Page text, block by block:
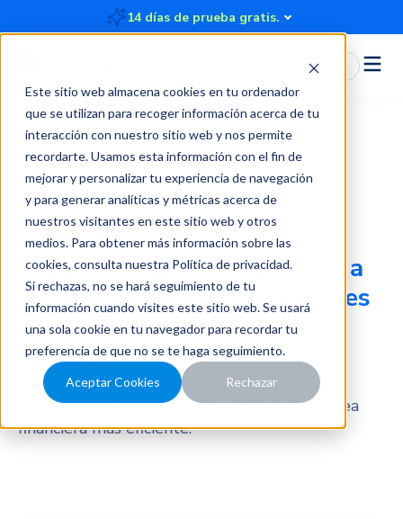
Este sitio web almacena cookies en tu ordenador
que se utilizan para recoger información acerca de tu
interacción con nuestro sitio web y nos permite
recordarte. Usamos esta información con el fin de
mejorar y personalizar tu experiencia de navegación
y para generar analíticas y métricas acerca de
nuestros visitantes en este sitio web y otros
medios. Para obtener más información sobre las
cookies, consulta nuestra Política de privacidad.
Si rechazas, no se hará seguimiento de tu
información cuando visites este sitio web. Se usará
una sola cookie en tu navegador para recordar tu
preferencia de que no se te haga seguimiento.
Aceptar Cookies Rechazar
14 días de prueba gratis.
Iniciar Sesión
Blog
Blog Rindegastos:Aprende a
ahorrar tiempo en rendiciones
y recuperar el control
financiero.
Artículos, mejores prácticas, recursos de
digitalización y más — todo para hacer tu área
financiera más eficiente.